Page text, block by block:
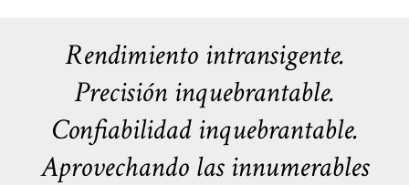
Rendimiento intransigente.
Precisión inquebrantable.
Confiabilidad inquebrantable.
Aprovechando las innumerables